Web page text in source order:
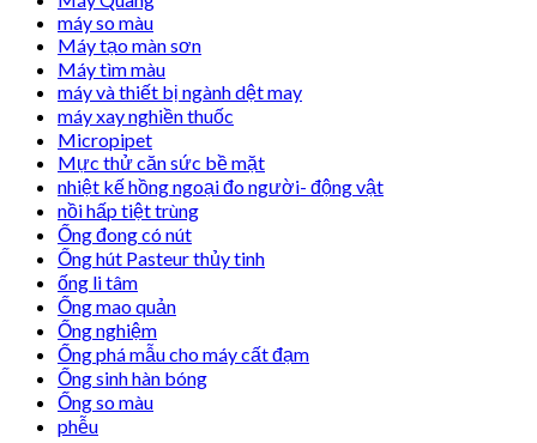
máy so màu
Máy tạo màn sơn
Máy tìm màu
máy và thiết bị ngành dệt may
máy xay nghiền thuốc
Micropipet
Mực thử căn sức bề mặt
nhiệt kế hồng ngoại đo người- động vật
nồi hấp tiệt trùng
Ống đong có nút
Ống hút Pasteur thủy tinh
ống li tâm
Ống mao quản
Ống nghiệm
Ống phá mẫu cho máy cất đạm
Ống sinh hàn bóng
Ống so màu
phễu